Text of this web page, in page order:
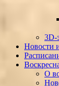
3D-
Новости
О